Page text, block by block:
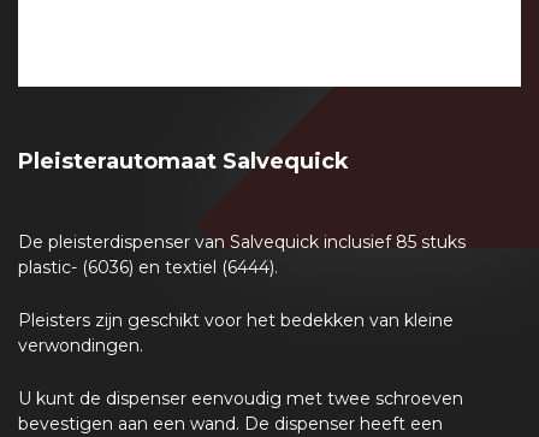
Pleisterautomaat Salvequick
De pleisterdispenser van Salvequick inclusief 85 stuks
plastic- (6036) en textiel (6444).
Pleisters zijn geschikt voor het bedekken van kleine
verwondingen.
U kunt de dispenser eenvoudig met twee schroeven
bevestigen aan een wand. De dispenser heeft een